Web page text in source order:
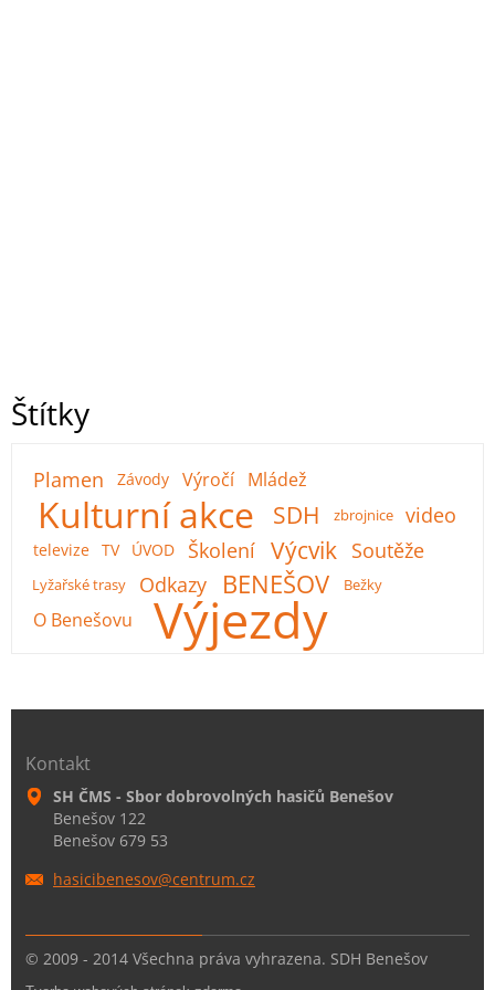
Štítky
Plamen Závody Výročí Mládež
Kulturní akce SDH zbrojnice video
televize TV ÚVOD Školení Výcvik Soutěže
Lyžařské trasy Odkazy BENEŠOV Bežky
O Benešovu Výjezdy
Kontakt
SH ČMS - Sbor dobrovolných hasičů Benešov
Benešov 122
Benešov 679 53
hasicibenesov@centrum.cz
© 2009 - 2014 Všechna práva vyhrazena. SDH Benešov